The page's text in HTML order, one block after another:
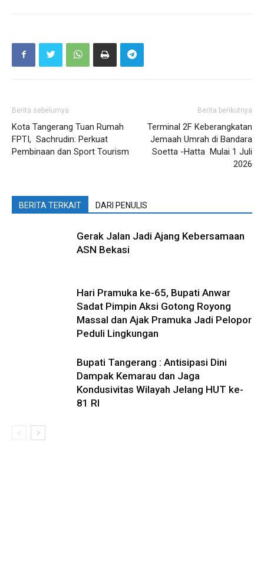
Berita sebelumya
Kota Tangerang Tuan Rumah
FPTI, Sachrudin: Perkuat
Pembinaan dan Sport Tourism
Berita berikutnya
Terminal 2F Keberangkatan
Jemaah Umrah di Bandara
Soetta -Hatta Mulai 1 Juli
2026
BERITA TERKAIT DARI PENULIS
Gerak Jalan Jadi Ajang Kebersamaan
ASN Bekasi
Hari Pramuka ke-65, Bupati Anwar
Sadat Pimpin Aksi Gotong Royong
Massal dan Ajak Pramuka Jadi Pelopor
Peduli Lingkungan
Bupati Tangerang : Antisipasi Dini
Dampak Kemarau dan Jaga
Kondusivitas Wilayah Jelang HUT ke-
81 RI